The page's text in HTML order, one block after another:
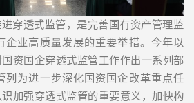
穿透式监管，是完善国有资产管理监
企业高质量发展的重要举措。今年以
资国企穿透式监管工作作出一系列部
列为进一步深化国资国企改革重点任
加强穿透式监管的重要意义，加快构